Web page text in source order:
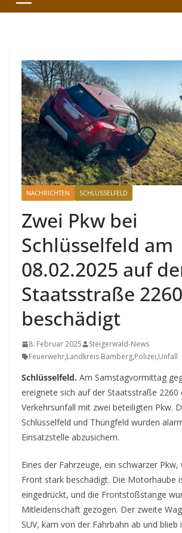
NACHRICHTEN SCHLÜSSELFELD
Zwei Pkw bei
Schlüsselfeld am
08.02.2025 auf
Staatsstraße 2260
beschädigt
8. Februar 2025
Steigerwald-News
Feuerwehr,Landkreis Bamberg,Polizei,Unfall
Schlüsselfeld. Am Samstagvormittag
ereignete sich auf der Staatsstraße 2260
Verkehrsunfall mit zwei beteiligten Pkw.
Schlüsselfeld und Thüngfeld wurden
Einsatzstelle abzusichern.
Eines der Fahrzeuge, ein schwarzer
Front stark beschädigt. Die Motorhaube
eingedrückt, und die Frontstoßstange
Mitleidenschaft gezogen. Der zweite
SUV, kam von der Fahrbahn ab und blieb